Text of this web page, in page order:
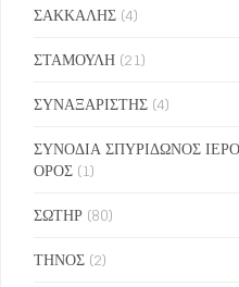
ΣΑΚΚΑΛΗΣ (4)
ΣΤΑΜΟΥΛΗ (21)
ΣΥΝΑΞΑΡΙΣΤΗΣ (4)
ΣΥΝΟΔΙΑ ΣΠΥΡΙΔΩΝΟΣ
ΟΡΟΣ (1)
ΣΩΤΗΡ (80)
ΤΗΝΟΣ (2)